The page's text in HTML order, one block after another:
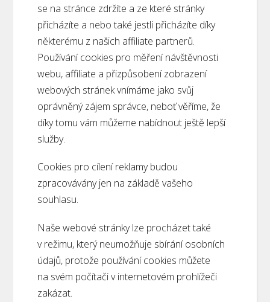
se na stránce zdržíte a ze které stránky
přicházíte a nebo také jestli přicházíte díky
některému z našich affiliate partnerů.
Používání cookies pro měření návštěvnosti
webu, affiliate a přizpůsobení zobrazení
webových stránek vnímáme jako svůj
oprávněný zájem správce, neboť věříme, že
díky tomu vám můžeme nabídnout ještě lepší
služby.
Cookies pro cílení reklamy budou
zpracovávány jen na základě vašeho
souhlasu.
Naše webové stránky lze procházet také
v režimu, který neumožňuje sbírání osobních
údajů, protože používání cookies můžete
na svém počítači v internetovém prohlížeči
zakázat.